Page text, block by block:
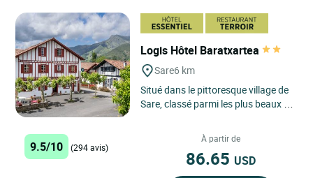
Logis Hôtel Baratxartea
Sare6 km
Situé dans le pittoresque village de
Sare, classé parmi les plus beaux de
9.5/10 (294 avis)
À partir de
86.65 USD